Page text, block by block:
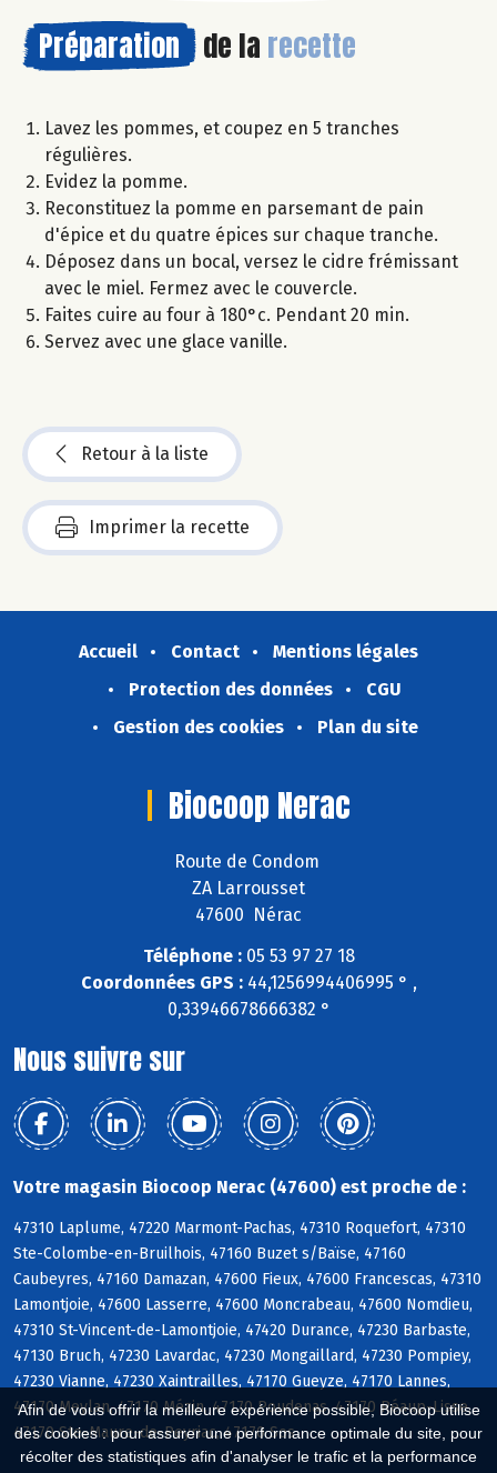
Afin de vous offrir la meilleure expérience possible, Biocoop utilise
des cookies : pour assurer une performance optimale du site, pour
récolter des statistiques afin d'analyser le trafic et la performance
Préparation de la recette
Lavez les pommes, et coupez en 5 tranches
régulières.
Evidez la pomme.
Reconstituez la pomme en parsemant de pain
d'épice et du quatre épices sur chaque tranche.
Déposez dans un bocal, versez le cidre frémissant
avec le miel. Fermez avec le couvercle.
Faites cuire au four à 180°c. Pendant 20 min.
Servez avec une glace vanille.
Retour à la liste
Imprimer la recette
Accueil Contact
Mentions légales
Protection des données
CGU
Gestion des cookies
Plan du site
Biocoop Nerac
Route de Condom
ZA Larrousset
47600 Nérac
Téléphone :05 53 97 27 18
Coordonnées GPS :44,1256994406995 ° ,
0,33946678666382 °
Nous suivre sur
Votre magasin Biocoop Nerac (47600) est proche de :
47310 Laplume, 47220 Marmont-Pachas, 47310 Roquefort, 47310
Ste-Colombe-en-Bruilhois, 47160 Buzet s/Baïse, 47160
Caubeyres, 47160 Damazan, 47600 Fieux, 47600 Francescas, 47310
Lamontjoie, 47600 Lasserre, 47600 Moncrabeau, 47600 Nomdieu,
47310 St-Vincent-de-Lamontjoie, 47420 Durance, 47230 Barbaste,
47130 Bruch, 47230 Lavardac, 47230 Mongaillard, 47230 Pompiey,
47230 Vianne, 47230 Xaintrailles, 47170 Gueyze, 47170 Lannes,
47170 Meylan, 47170 Mézin, 47170 Poudenas, 47170 Réaup-Lisse,
47170 Ste-Maure-de-Peyriac, 47170 Sos